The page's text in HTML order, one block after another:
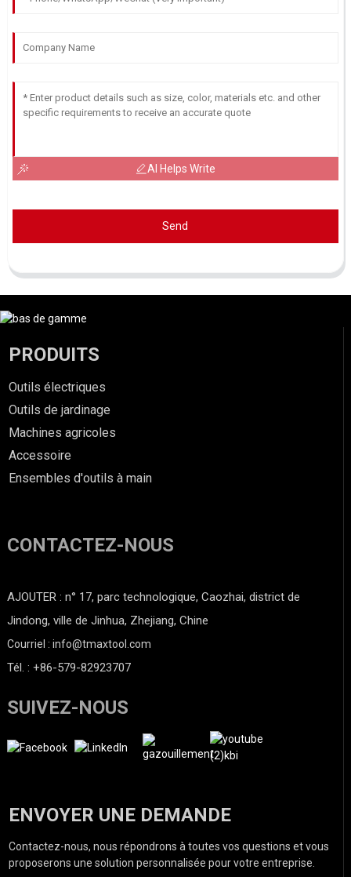
AI Helps Write
Send
PRODUITS
Outils électriques
Outils de jardinage
Machines agricoles
Accessoire
Ensembles d'outils à main
CONTACTEZ-NOUS
AJOUTER : n° 17, parc technologique, Caozhai, district de
Jindong, ville de Jinhua, Zhejiang, Chine
Courriel : info@tmaxtool.com
Tél. : +86-579-82923707
SUIVEZ-NOUS
ENVOYER UNE DEMANDE
Contactez-nous, nous répondrons à toutes vos questions et vous
proposerons une solution personnalisée pour votre entreprise.